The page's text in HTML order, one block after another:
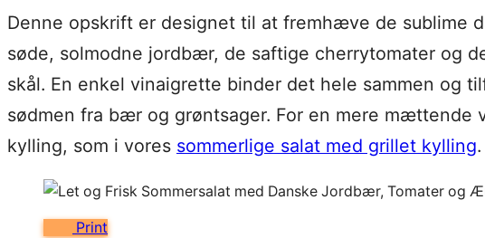
Denne opskrift er designet til at fremhæve de sublime
søde, solmodne jordbær, de saftige cherrytomater og
skål. En enkel vinaigrette binder det hele sammen og
sødmen fra bær og grøntsager. For en mere mættende
kylling, som i vores sommerlige salat med grillet kylling.
Print